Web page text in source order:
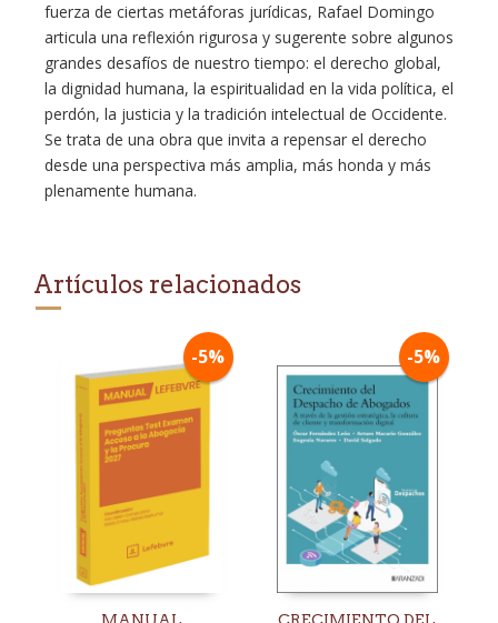
fuerza de ciertas metáforas jurídicas, Rafael Domingo
articula una reflexión rigurosa y sugerente sobre algunos
grandes desafíos de nuestro tiempo: el derecho global,
la dignidad humana, la espiritualidad en la vida política, el
perdón, la justicia y la tradición intelectual de Occidente.
Se trata de una obra que invita a repensar el derecho
desde una perspectiva más amplia, más honda y más
plenamente humana.
Artículos relacionados
-5% -5%